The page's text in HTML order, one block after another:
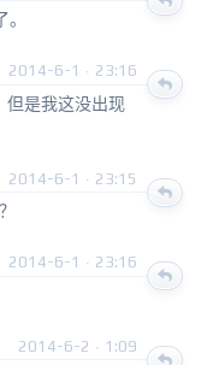
2014-6-1 · 23:16
但是我这没出现
2014-6-1 · 23:15
2014-6-1 · 23:16
2014-6-2 · 1:09